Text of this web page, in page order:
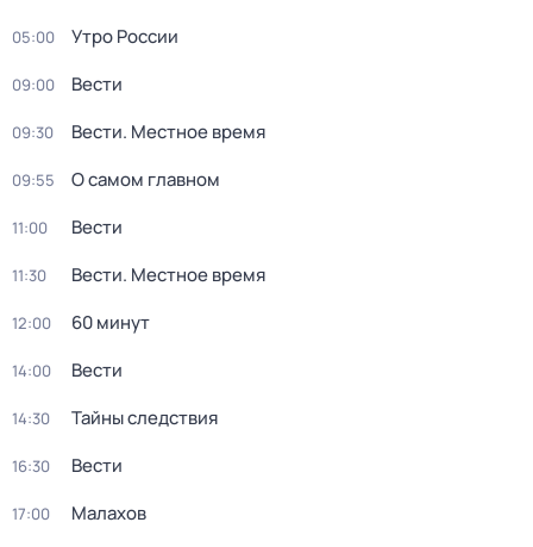
05:00 Утро России
09:00 Вести
09:30 Вести. Местное время
09:55 О самом главном
11:00 Вести
11:30 Вести. Местное время
12:00 60 минут
14:00 Вести
14:30 Тайны следствия
16:30 Вести
17:00 Малахов